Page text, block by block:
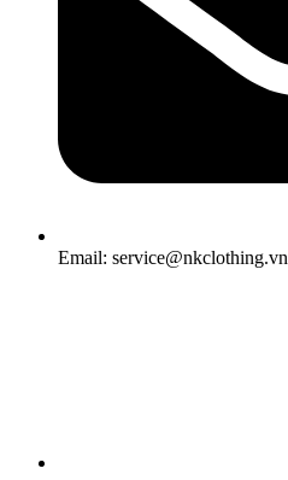
Email: service@nkclothing.vn